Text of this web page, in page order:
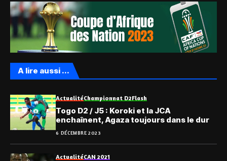
A lire aussi ...
ActualitéChampionnat D2Flash
Togo D2 / J5 : Koroki et la JCA
enchaînent, Agaza toujours dans le dur
6 DÉCEMBRE 2023
ActualitéCAN 2021